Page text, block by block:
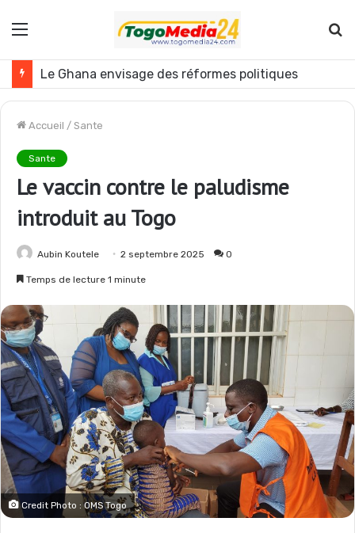
Menu
Le Ghana envisage des réformes politiques
Accueil / Sante
Sante
Le vaccin contre le paludisme
introduit au Togo
Aubin Koutele 2 septembre 2025 0
Temps de lecture 1 minute
Credit Photo : OMS Togo